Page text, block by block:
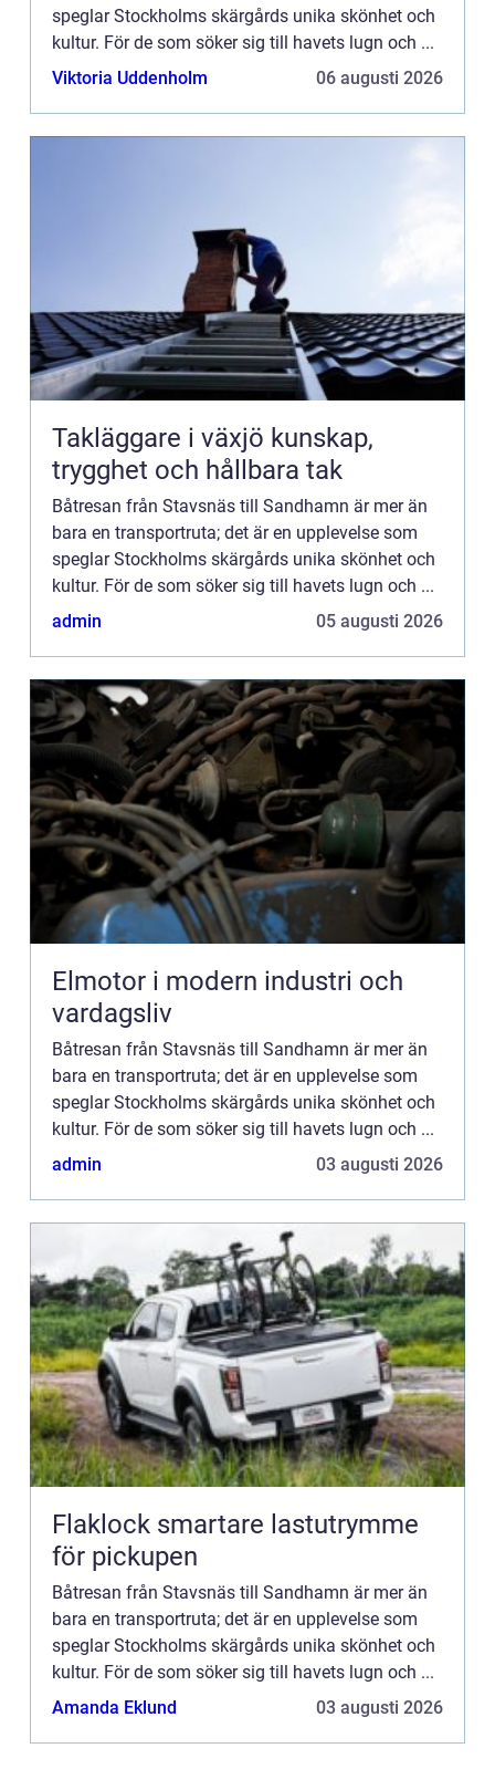
speglar Stockholms skärgårds unika skönhet och
kultur. För de som söker sig till havets lugn och ...
Viktoria Uddenholm
06 augusti 2026
Takläggare i växjö kunskap,
trygghet och hållbara tak
Båtresan från Stavsnäs till Sandhamn är mer än
bara en transportruta; det är en upplevelse som
speglar Stockholms skärgårds unika skönhet och
kultur. För de som söker sig till havets lugn och ...
admin
05 augusti 2026
Elmotor i modern industri och
vardagsliv
Båtresan från Stavsnäs till Sandhamn är mer än
bara en transportruta; det är en upplevelse som
speglar Stockholms skärgårds unika skönhet och
kultur. För de som söker sig till havets lugn och ...
admin
03 augusti 2026
Flaklock smartare lastutrymme
för pickupen
Båtresan från Stavsnäs till Sandhamn är mer än
bara en transportruta; det är en upplevelse som
speglar Stockholms skärgårds unika skönhet och
kultur. För de som söker sig till havets lugn och ...
Amanda Eklund
03 augusti 2026